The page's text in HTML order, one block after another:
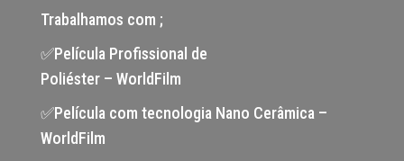
Trabalhamos com ;
✅Película Profissional de
Poliéster – WorldFilm
✅Película com tecnologia Nano Cerâmica –
WorldFilm